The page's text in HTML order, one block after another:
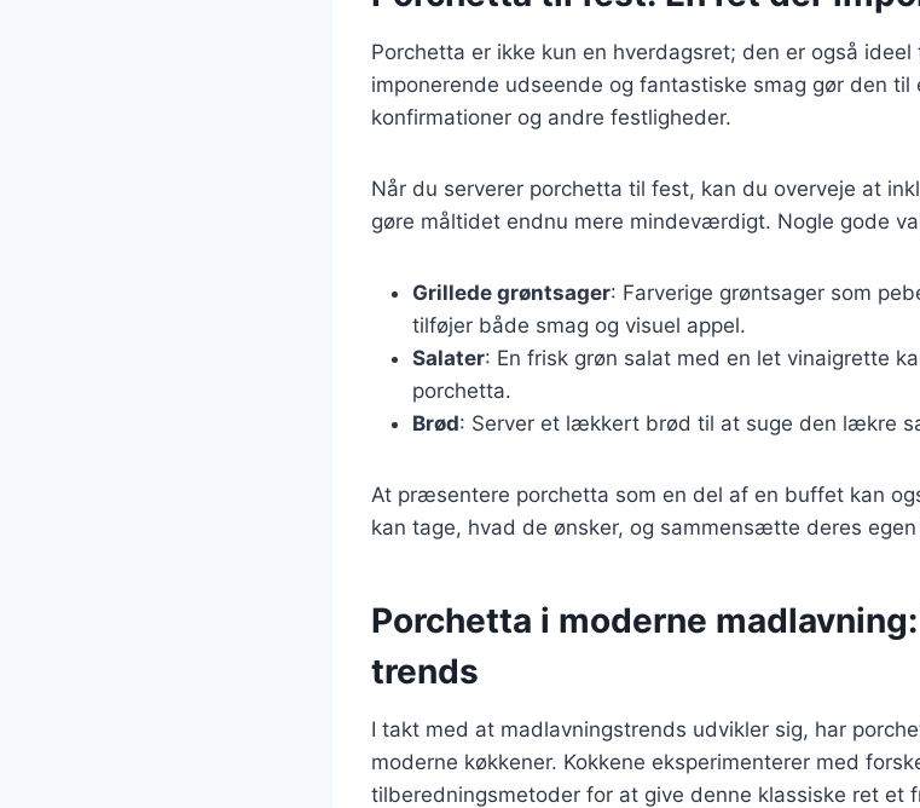
Porchetta er ikke kun en hverdagsret; den er også
imponerende udseende og fantastiske smag gør den
konfirmationer og andre festligheder.
Når du serverer porchetta til fest, kan du overveje at
gøre måltidet endnu mere mindeværdigt. Nogle gode
Grillede grøntsager: Farverige grøntsager som
tilføjer både smag og visuel appel.
Salater: En frisk grøn salat med en let vinaigrette
porchetta.
Brød: Server et lækkert brød til at suge den lækre
At præsentere porchetta som en del af en buffet kan
kan tage, hvad de ønsker, og sammensætte deres
Porchetta i moderne
trends
I takt med at madlavningstrends udvikler sig, har
moderne køkkener. Kokkene eksperimenterer med
tilberedningsmetoder for at give denne klassiske ret et